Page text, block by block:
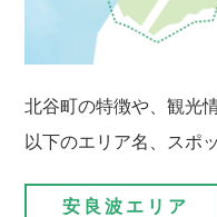
北谷町の特徴や、観光
以下のエリア名、スポ
安良波エリア